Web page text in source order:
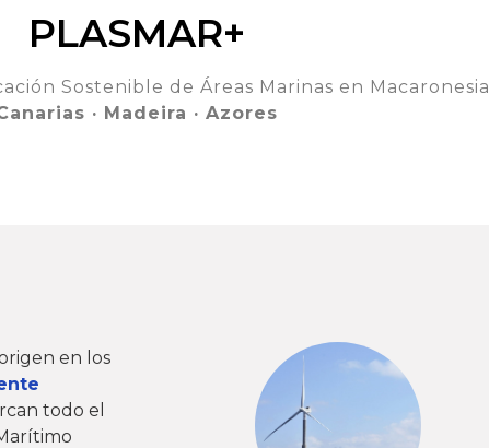
PLASMAR+
Sostenible de Áreas Marinas en Macaronesia
· Madeira · Azores
en los
todo el